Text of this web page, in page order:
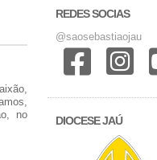
no
REDES SOCIAS
@saosebastiaojau
DIOCESE JAÚ